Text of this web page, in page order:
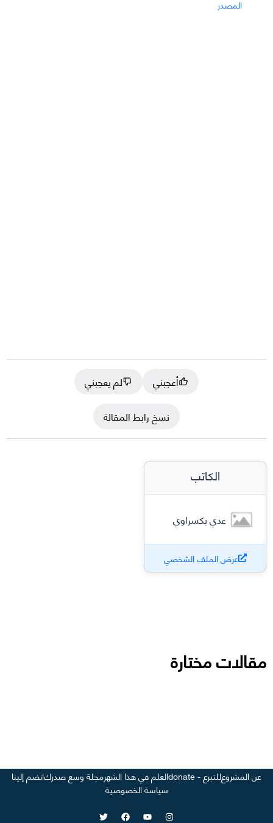
المصدر
أعجبني
لم يعجبني
نسخ رابط المقالة
الكاتب
عدي بكسراوي
عرض الملف الشخصي
مقالات مختارة
عن المشروعللتبرع - donate العلم في هذا الشهرمجلة وسع صدركانضم إلينا
سياسة الخصوصية